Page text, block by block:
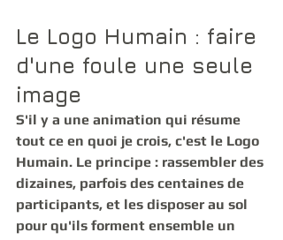
Le Logo Humain : faire
d'une foule une seule
image
S'il y a une animation qui résume
tout ce en quoi je crois, c'est le Logo
Humain. Le principe : rassembler des
dizaines, parfois des centaines de
participants, et les disposer au sol
pour qu'ils forment ensemble un